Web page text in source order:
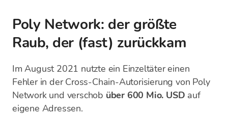
Poly Network: der größte
Raub, der (fast) zurückkam
Im August 2021 nutzte ein Einzeltäter einen
Fehler in der Cross-Chain-Autorisierung von Poly
Network und verschob über 600 Mio. USD auf
eigene Adressen.